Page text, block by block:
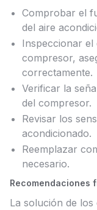
Comprobar el
del aire
Inspeccionar el
compresor,
correctamente.
Verificar la
del compresor.
Revisar los
acondicionado.
Reemplazar
necesario.
Recomendaciones
La solución de los